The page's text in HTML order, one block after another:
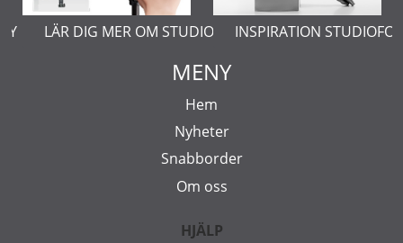
LÄR DIG MER OM STUDIOBLIXTARINSPIRATION
MENY
Hem
Nyheter
Snabborder
Om oss
HJÄLP